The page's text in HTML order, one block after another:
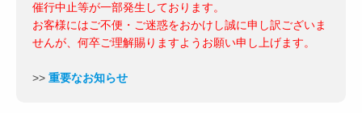
催行中止等が一部発生しております。
お客様にはご不便・ご迷惑をおかけし誠に申し訳ございま
せんが、何卒ご理解賜りますようお願い申し上げます。
>> 重要なお知らせ